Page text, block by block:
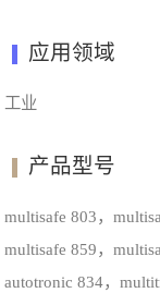
应用领域
工业
产品型号
multisafe 803，
multisafe 859，
autotronic 834，